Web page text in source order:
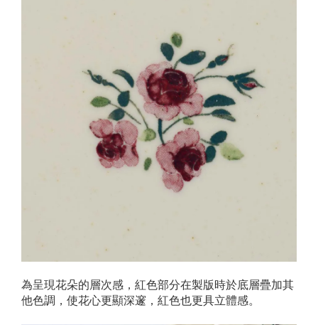
為呈現花朵的層次感，紅色部分在製版時於底層疊加其
他色調，使花心更顯深邃，紅色也更具立體感。